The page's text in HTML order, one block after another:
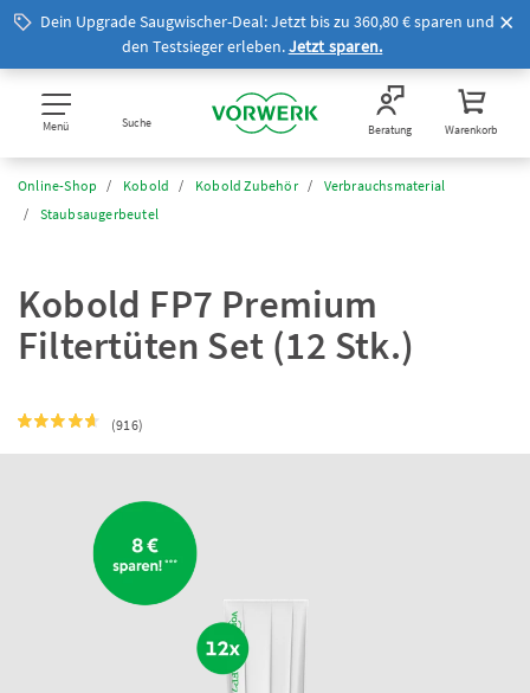
Dein Upgrade Saugwischer-Deal: Jetzt bis zu 360,80 € sparen und
den Testsieger erleben.Jetzt sparen.
Menü Suche Beratung Warenkorb
Online-Shop Kobold Kobold Zubehör
Verbrauchsmaterial
Staubsaugerbeutel
Kobold FP7 Premium
Filtertüten Set (12 Stk.)
(916)